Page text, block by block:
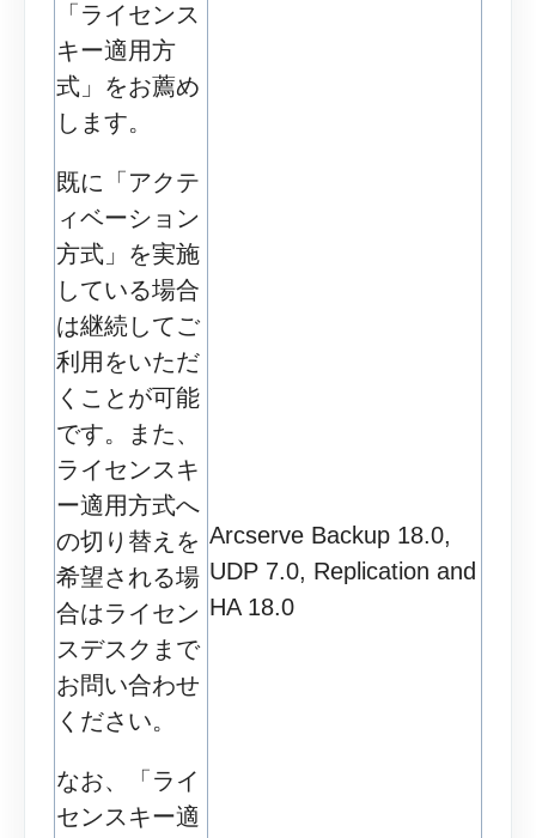
「ライセンス
キー適用方
式」をお薦め
します。
既に「アクテ
ィベーション
方式」を実施
している場合
は継続してご
利用をいただ
くことが可能
です。また、
ライセンスキ
ー適用方式へ
の切り替えを
希望される場
合はライセン
スデスクまで
お問い合わせ
ください。
なお、「ライ
センスキー適
Arcserve Backup 18.0,
UDP 7.0, Replication and
HA 18.0